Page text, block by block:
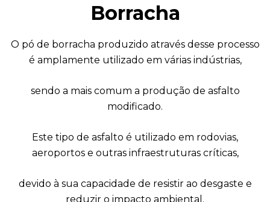
Borracha
O pó de borracha produzido através desse processo
é amplamente utilizado em várias indústrias,
sendo a mais comum a produção de asfalto
modificado.
Este tipo de asfalto é utilizado em rodovias,
aeroportos e outras infraestruturas críticas,
devido à sua capacidade de resistir ao desgaste e
reduzir o impacto ambiental.